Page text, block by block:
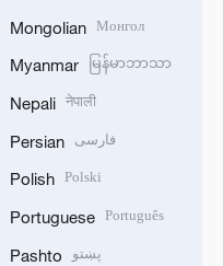
Mongolian Монгол
Myanmar မြန်မာဘာသာ
Nepali नेपाली
Persian فارسی
Polish Polski
Portuguese Português
Pashto پښتو